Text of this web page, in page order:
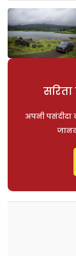
अपनी पसंदीदा